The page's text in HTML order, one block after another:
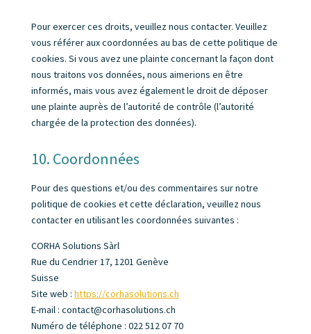
Pour exercer ces droits, veuillez nous contacter. Veuillez
vous référer aux coordonnées au bas de cette politique de
cookies. Si vous avez une plainte concernant la façon dont
nous traitons vos données, nous aimerions en être
informés, mais vous avez également le droit de déposer
une plainte auprès de l’autorité de contrôle (l’autorité
chargée de la protection des données).
10. Coordonnées
Pour des questions et/ou des commentaires sur notre
politique de cookies et cette déclaration, veuillez nous
contacter en utilisant les coordonnées suivantes :
CORHA Solutions Sàrl
Rue du Cendrier 17, 1201 Genève
Suisse
Site web : https://corhasolutions.ch
E-mail : contact@corhasolutions.ch
Numéro de téléphone : 022 512 07 70